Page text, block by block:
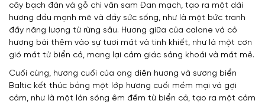
cây bạch đàn và gỗ chi vân sam Đan mạch, tạo ra một dải
hương đầu mạnh mẽ và đầy sức sống, như là một bức tranh
đầy năng lượng từ rừng sâu. Hương giữa của calone và cỏ
hương bài thêm vào sự tươi mát và tinh khiết, như là một cơn
gió mát từ biển cả, mang lại cảm giác sảng khoái và mát mẻ.
Cuối cùng, hương cuối của ong diên hương và sương biển
Baltic kết thúc bằng một lớp hương cuối mềm mại và gợi
cảm, như là một làn sóng êm đềm từ biển cả, tạo ra một cảm